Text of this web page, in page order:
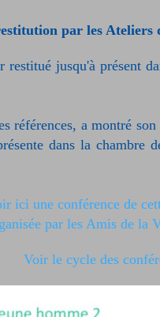
par les Ateliers
restitué jusqu'à présent
références, a montré
dans la chambre
ici une conférence de
par les Amis de la
Voir le cycle des